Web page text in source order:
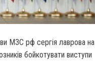
МЗС рф сергія лаврова на
бойкотувати виступи